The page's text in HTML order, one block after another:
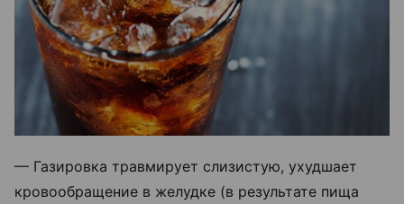
— Газировка травмирует слизистую, ухудшает
кровообращение в желудке (в результате пища